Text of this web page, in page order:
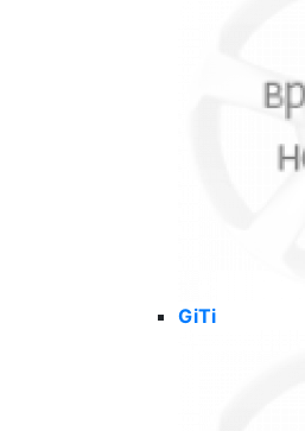
GiTi